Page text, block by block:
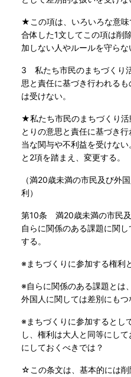
★この項は、いろいろな意味
合体した1文してこの項は削
加しない人やルールを守らな
3 私たち市民のまちづくり
思と責任に基づき行われる
は受けない。
★私たち市民のまちづくり
とりの意思と責任に基づき
当な関与や不利益を受けない
と2項を踏まえ、変更する。
（満20歳未満の市民及び外
利）
第10条 満20歳未満の市民及
自らに関係のある課題に関
する。
※まちづくりに参加する権利
※自らに関係のある課題とは
外国人に関しては差別にもつ
※まちづくりに参加するとし
し、権利は大人と同等にし
にしておくべきでは？
☆この条文は、基本的には